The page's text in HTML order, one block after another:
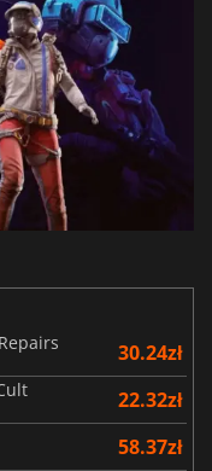
30.24zł
22.32zł
58.37zł